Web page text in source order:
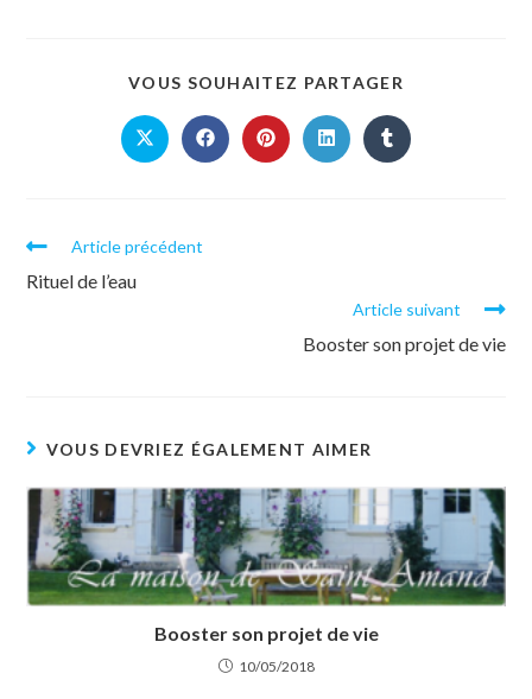
VOUS SOUHAITEZ PARTAGER
Article précédent
Rituel de l’eau
Article suivant
Booster son projet de vie
VOUS DEVRIEZ ÉGALEMENT AIMER
Booster son projet de vie
10/05/2018